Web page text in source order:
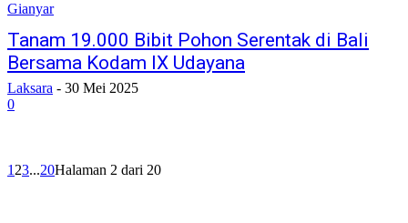
Gianyar
Tanam 19.000 Bibit Pohon Serentak di Bali
Bersama Kodam IX Udayana
Laksara - 30 Mei 2025
0
1 23...20Halaman 2 dari 20